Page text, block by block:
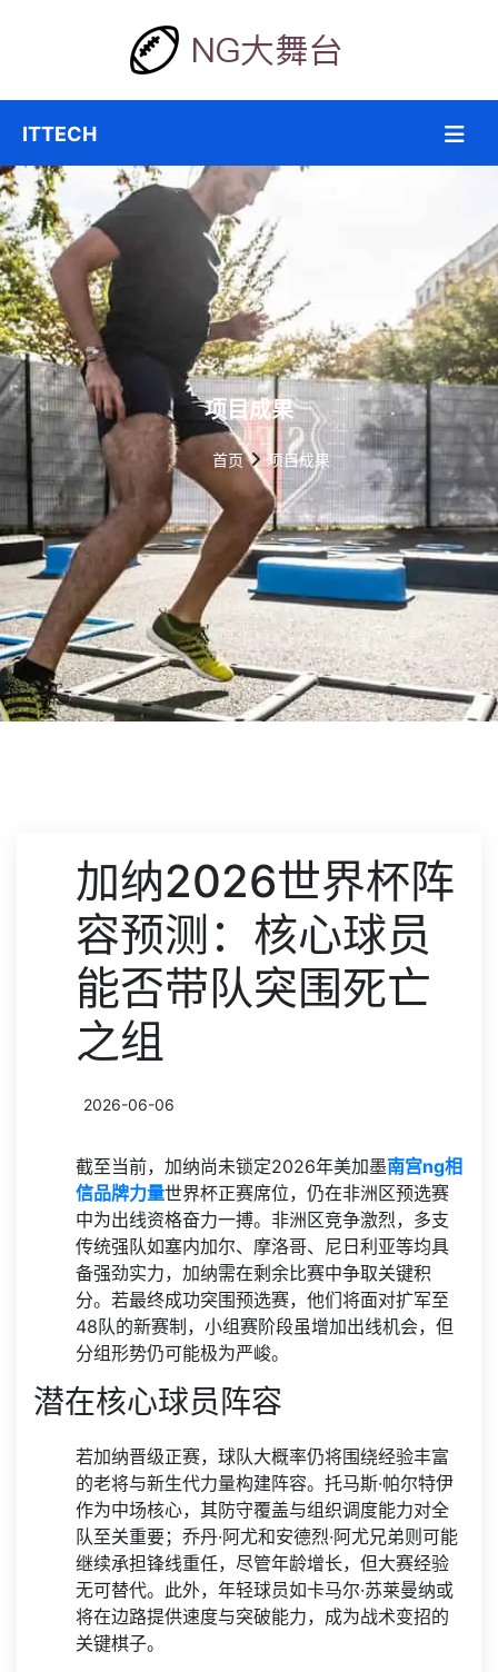
项目成果
首页 项目成果
加纳2026世界杯阵
容预测：核心球员
能否带队突围死亡
之组
2026-06-06
截至当前，加纳尚未锁定2026年美加墨南宫ng相
信品牌力量世界杯正赛席位，仍在非洲区预选赛
中为出线资格奋力一搏。非洲区竞争激烈，多支
传统强队如塞内加尔、摩洛哥、尼日利亚等均具
备强劲实力，加纳需在剩余比赛中争取关键积
分。若最终成功突围预选赛，他们将面对扩军至
48队的新赛制，小组赛阶段虽增加出线机会，但
分组形势仍可能极为严峻。
潜在核心球员阵容
若加纳晋级正赛，球队大概率仍将围绕经验丰富
的老将与新生代力量构建阵容。托马斯·帕尔特伊
作为中场核心，其防守覆盖与组织调度能力对全
队至关重要；乔丹·阿尤和安德烈·阿尤兄弟则可能
继续承担锋线重任，尽管年龄增长，但大赛经验
无可替代。此外，年轻球员如卡马尔·苏莱曼纳或
将在边路提供速度与突破能力，成为战术变招的
关键棋子。